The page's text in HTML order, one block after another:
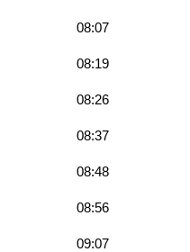
08:07
08:19
08:26
08:37
08:48
08:56
09:07